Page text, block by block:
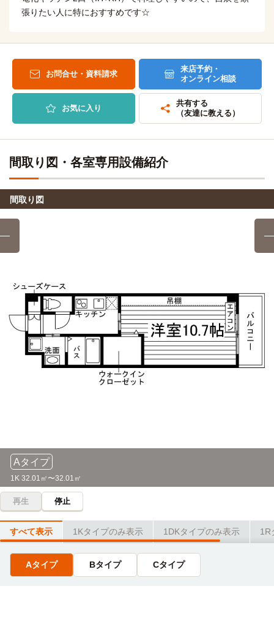
張りたい人に特におすすめです☆
お問合せ・資料請求
来店予約・
オンライン相談
お気に入り
共有する
（友達に教える）
間取り図・各室専用設備紹介
間取り図
Aタイプ
1K 32.01㎡〜32.01㎡
再生 停止
すべて表示 1Kタイプのみ表示 1DKタイプのみ表示 1R
Aタイプ Bタイプ Cタイプ